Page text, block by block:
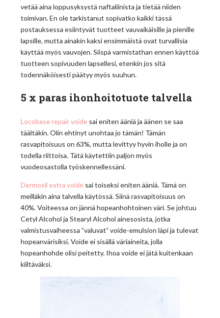
vetää aina loppusyksystä naftaliinista ja tietää niiden
toimivan. En ole tarkistanut sopivatko kaikki tässä
postauksessa esiintyvät tuotteet vauvaikäisille ja pienille
lapsille, mutta ainakin kaksi ensimmäistä ovat turvallisia
käyttää myös vauvojen. Siispä varmistathan ennen käyttöä
tuotteen sopivuuden lapsellesi, etenkin jos sitä
todennäköisesti päätyy myös suuhun.
5 x paras ihonhoitotuote talvella
Locobase repair voide sai eniten ääniä ja äänen se saa
täältäkin. Olin ehtinyt unohtaa jo tämän! Tämän
rasvapitoisuus on 63%, mutta levittyy hyvin iholle ja on
todella riittoisa. Tätä käytettiin paljon myös
vuodeosastolla työskennellessäni.
Dermosil extra voide sai toiseksi eniten ääniä. Tämä on
meilläkin aina talvella käytössä. Siinä rasvapitoisuus on
40%. Voiteessa on jännä hopeanhohtoinen väri. Se johtuu
Cetyl Alcohol ja Stearyl Alcohol ainesosista, jotka
valmistusvaiheessa ”valuvat” voide-emulsion läpi ja tulevat
hopeanvärisiksi. Voide ei sisällä väriaineita, jolla
hopeanhohde olisi peitetty. Ihoa voide ei jätä kuitenkaan
kiiltäväksi.